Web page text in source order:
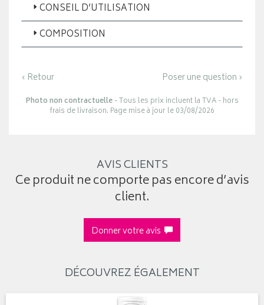
CONSEIL D’UTILISATION
COMPOSITION
‹ Retour Poser une question ›
Photo non contractuelle- Tous les prix incluent la TVA - hors
frais de livraison. Page mise à jour le 03/08/2026
AVIS CLIENTS
Ce produit ne comporte pas encore d’avis
client.
Donner votre avis
DÉCOUVREZ ÉGALEMENT